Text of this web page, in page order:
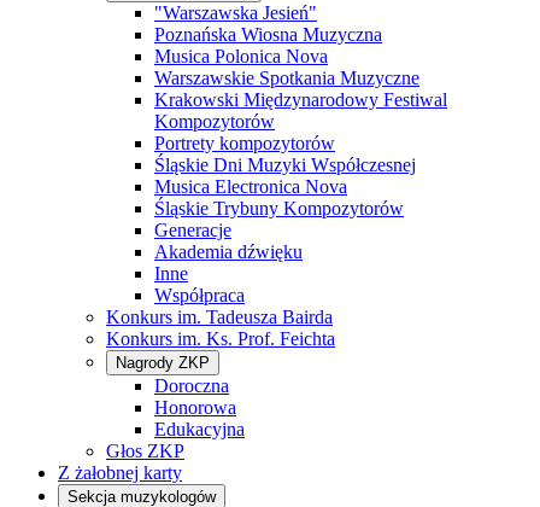
"Warszawska Jesień"
Poznańska Wiosna Muzyczna
Musica Polonica Nova
Warszawskie Spotkania Muzyczne
Krakowski Międzynarodowy Festiwal
Kompozytorów
Portrety kompozytorów
Śląskie Dni Muzyki Współczesnej
Musica Electronica Nova
Śląskie Trybuny Kompozytorów
Generacje
Akademia dźwięku
Inne
Współpraca
Konkurs im. Tadeusza Bairda
Konkurs im. Ks. Prof. Feichta
Nagrody ZKP
Doroczna
Honorowa
Edukacyjna
Głos ZKP
Z żałobnej karty
Sekcja muzykologów